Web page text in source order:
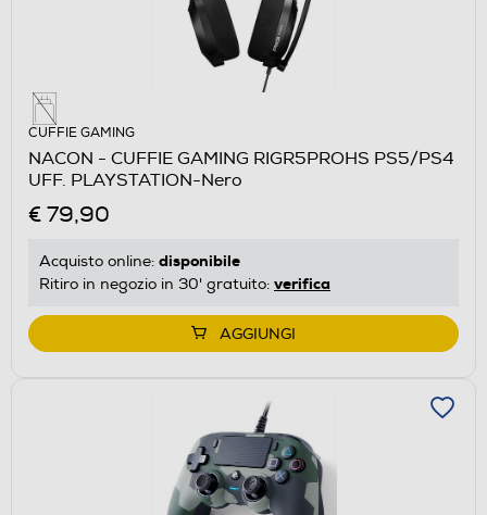
CUFFIE GAMING
NACON - CUFFIE GAMING RIGR5PROHS PS5/PS4
UFF. PLAYSTATION-Nero
€ 79,90
Acquisto online: disponibile
Ritiro in negozio in 30' gratuito: verifica
AGGIUNGI